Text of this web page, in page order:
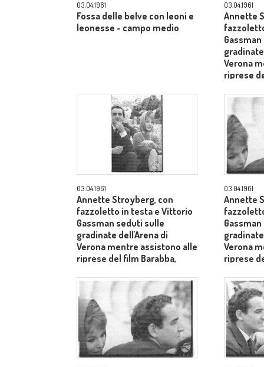
03.04.1961
Fossa delle belve con leoni e
leonesse - campo medio
03.04.1961
Annette
Verona
riprese
03.04.1961
Annette Stroyberg, con
fazzoletto in testa e Vittorio
Gassman seduti sulle
gradinate dell'Arena di
Verona mentre assistono alle
riprese del film Barabba,
Laurentiis - piano medio
03.04.1961
Annette
Verona
riprese